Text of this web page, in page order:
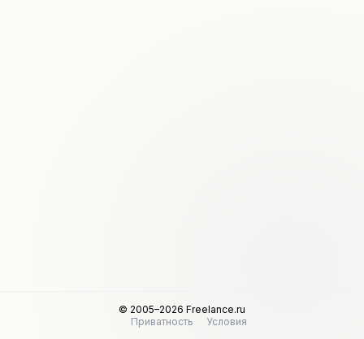
© 2005–2026 Freelance.ru
Приватность
Условия